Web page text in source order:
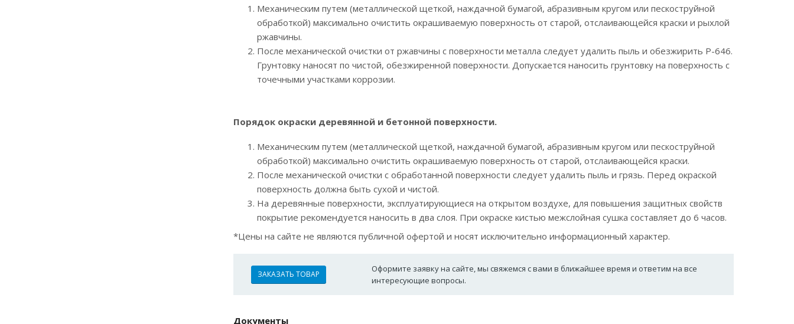
Механическим путем (металлической щеткой, наждачной бумагой, абразивным кругом или пескоструйной
обработкой) максимально очистить окрашиваемую поверхность от старой, отслаивающейся краски и рыхлой
ржавчины.
После механической очистки от ржавчины с поверхности металла следует удалить пыль и обезжирить Р-646.
Грунтовку наносят по чистой, обезжиренной поверхности. Допускается наносить грунтовку на поверхность с
точечными участками коррозии.
Порядок окраски деревянной и бетонной поверхности.
Механическим путем (металлической щеткой, наждачной бумагой, абразивным кругом или пескоструйной
обработкой) максимально очистить окрашиваемую поверхность от старой, отслаивающейся краски.
После механической очистки с обработанной поверхности следует удалить пыль и грязь. Перед окраской
поверхность должна быть сухой и чистой.
На деревянные поверхности, эксплуатирующиеся на открытом воздухе, для повышения защитных свойств
покрытие рекомендуется наносить в два слоя. При окраске кистью межслойная сушка составляет до 6 часов.
*Цены на сайте не являются публичной офертой и носят исключительно информационный характер.
ЗАКАЗАТЬ ТОВАР
Оформите заявку на сайте, мы свяжемся с вами в ближайшее время и ответим на все
интересующие вопросы.
Документы